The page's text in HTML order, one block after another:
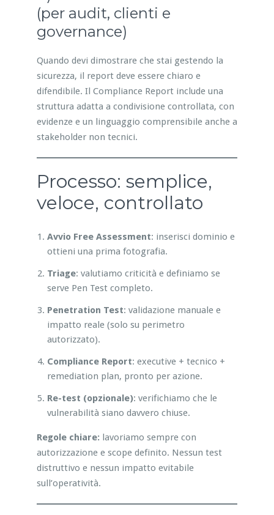
(per audit, clienti e
governance)
Quando devi dimostrare che stai gestendo la
sicurezza, il report deve essere chiaro e
difendibile. Il Compliance Report include una
struttura adatta a condivisione controllata, con
evidenze e un linguaggio comprensibile anche a
stakeholder non tecnici.
Processo: semplice,
veloce, controllato
Avvio Free Assessment: inserisci dominio e
ottieni una prima fotografia.
Triage: valutiamo criticità e definiamo se
serve Pen Test completo.
Penetration Test: validazione manuale e
impatto reale (solo su perimetro
autorizzato).
Compliance Report: executive + tecnico +
remediation plan, pronto per azione.
Re-test (opzionale): verifichiamo che le
vulnerabilità siano davvero chiuse.
Regole chiare: lavoriamo sempre con
autorizzazione e scope definito. Nessun test
distruttivo e nessun impatto evitabile
sull’operatività.